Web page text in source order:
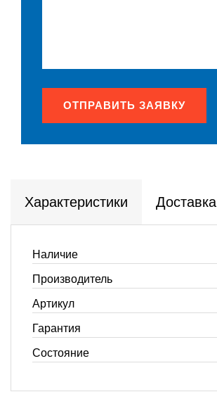
ОТПРАВИТЬ ЗАЯВКУ
Характеристики Доставка
Наличие
Производитель
Артикул
Гарантия
Состояние